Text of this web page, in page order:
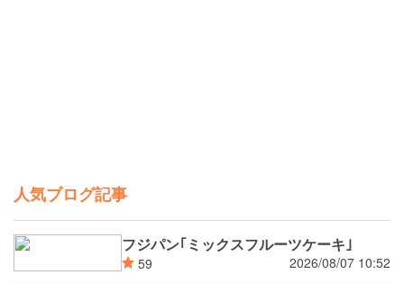
人気ブログ記事
フジパン｢ミックスフルーツケーキ｣
59 2026/08/07 10:52